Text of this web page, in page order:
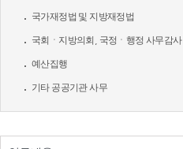
국가재정법 및 지방재정법
국회ㆍ지방의회, 국정ㆍ행정 사무감사
예산집행
기타 공공기관 사무